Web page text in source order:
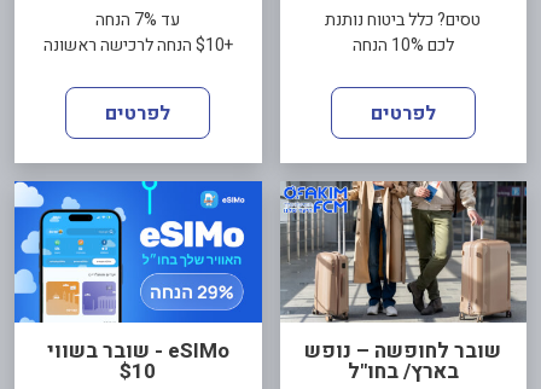
טסים? כלל ביטוח נותנת
לכם 10% הנחה
לפרטים
עד 7% הנחה
+$10 הנחה לרכישה ראשונה
לפרטים
שובר לחופשה – נופש
בארץ/ בחו"ל
eSIMo - שובר בשווי
$10